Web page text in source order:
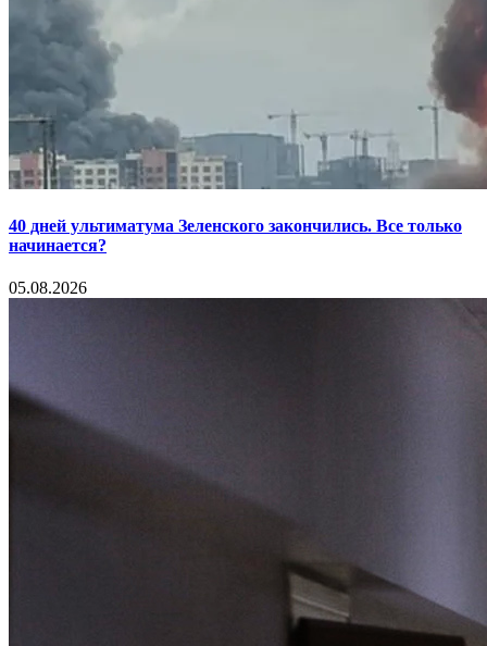
40 дней ультиматума Зеленского закончились. Все только
начинается?
05.08.2026